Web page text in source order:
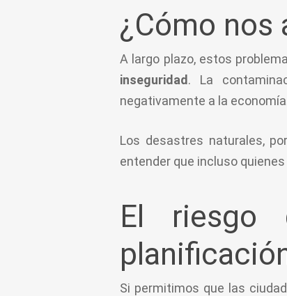
¿Cómo
A largo plazo, estos
inseguridad . La
negativamente a la
Los desastres naturales,
entender que incluso
El riesgo
Si permitimos que las